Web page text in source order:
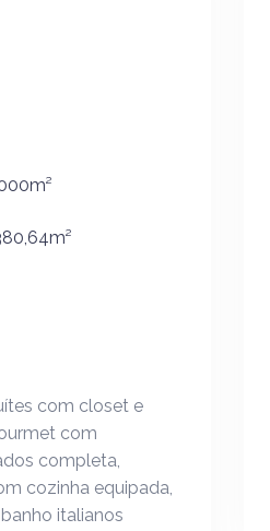
com closet e
com
completa,
cozinha equipada,
italianos